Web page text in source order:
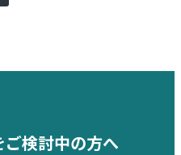
ご検討中の方へ